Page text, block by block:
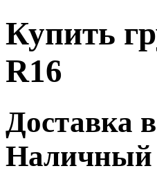
Купить
R16
Доставка
Наличный